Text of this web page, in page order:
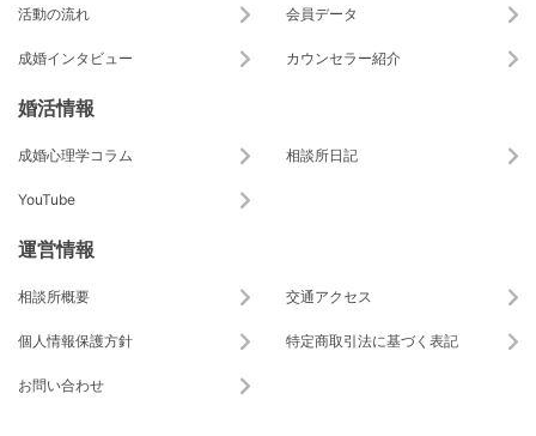
活動の流れ 会員データ
成婚インタビュー カウンセラー紹介
婚活情報
成婚心理学コラム 相談所日記
YouTube
運営情報
相談所概要 交通アクセス
個人情報保護方針 特定商取引法に基づく表記
お問い合わせ